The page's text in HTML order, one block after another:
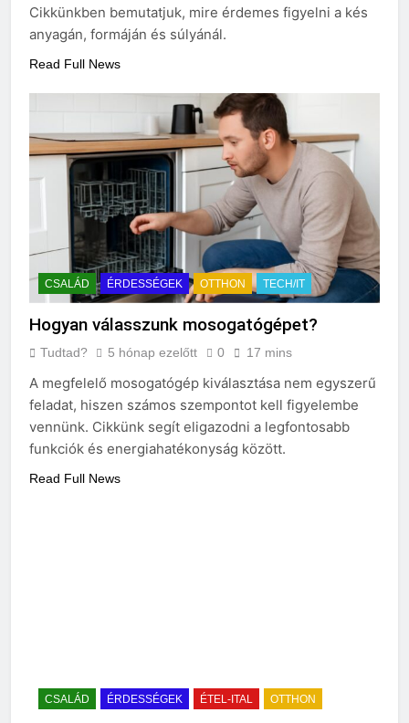
Cikkünkben bemutatjuk, mire érdemes figyelni a kés
anyagán, formáján és súlyánál.
Read Full News
CSALÁD ÉRDESSÉGEK OTTHON TECH/IT
Hogyan válasszunk mosogatógépet?
Tudtad? 5 hónap ezelőtt 0 17 mins
A megfelelő mosogatógép kiválasztása nem egyszerű
feladat, hiszen számos szempontot kell figyelembe
vennünk. Cikkünk segít eligazodni a legfontosabb
funkciók és energiahatékonyság között.
Read Full News
CSALÁD ÉRDESSÉGEK ÉTEL-ITAL OTTHON